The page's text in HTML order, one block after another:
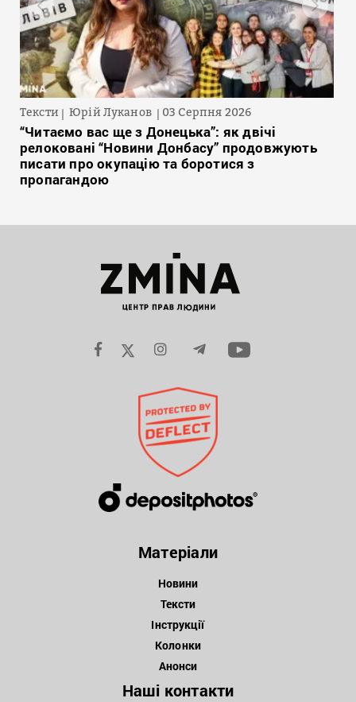
Тексти Юрій Луканов 03 Серпня 2026
“Читаємо вас ще з Донецька”: як двічі
релоковані “Новини Донбасу” продовжують
писати про окупацію та боротися з
пропагандою
Матеріали
Новини
Тексти
Інструкції
Колонки
Анонси
Наші контакти